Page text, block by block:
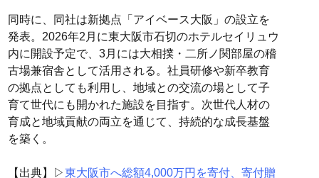
同時に、同社は新拠点「アイベース大阪」の設立を
発表。2026年2月に東大阪市石切のホテルセイリュウ
内に開設予定で、3月には大相撲・二所ノ関部屋の稽
古場兼宿舎として活用される。社員研修や新卒教育
の拠点としても利用し、地域との交流の場として子
育て世代にも開かれた施設を目指す。次世代人材の
育成と地域貢献の両立を通じて、持続的な成長基盤
を築く。
【出典】▷東大阪市へ総額4,000万円を寄付、寄付贈